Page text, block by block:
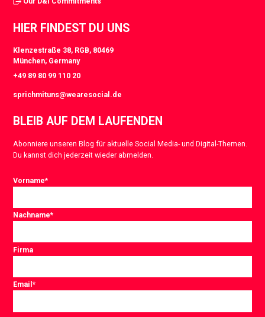
HIER FINDEST DU UNS
Klenzestraße 38, RGB, 80469
München, Germany
+49 89 80 99 110 20
sprichmituns@wearesocial.de
BLEIB AUF DEM LAUFENDEN
Abonniere unseren Blog für aktuelle Social Media- und Digital-Themen.
Du kannst dich jederzeit wieder abmelden.
Vorname*
Nachname*
Firma
Email*